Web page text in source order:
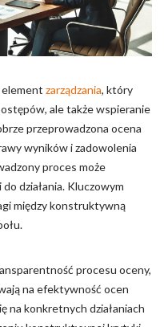
element zarządzania, który
ale także wspieranie
przeprowadzona ocena
wyników i zadowolenia
proces może
działania. Kluczowym
między konstruktywną
procesu oceny,
na efektywność ocen
na konkretnych działaniach
wygląd lub
język lub region, w
stron
zgłaszając anonimowe
Celem jest
i interesujące dla
bardziej cenne dla
trzeciej.